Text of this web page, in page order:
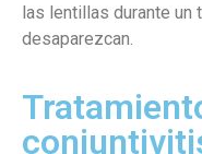
las lentillas durante un
desaparezcan.